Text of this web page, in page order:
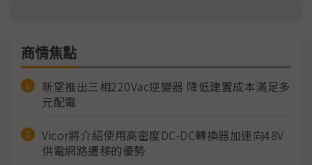
商情焦點
新望推出三相220Vac逆變器 降低建置成本滿足多
元配電
Vicor將介紹使用高密度DC-DC轉換器加速向48V
供電網路遷移的優勢